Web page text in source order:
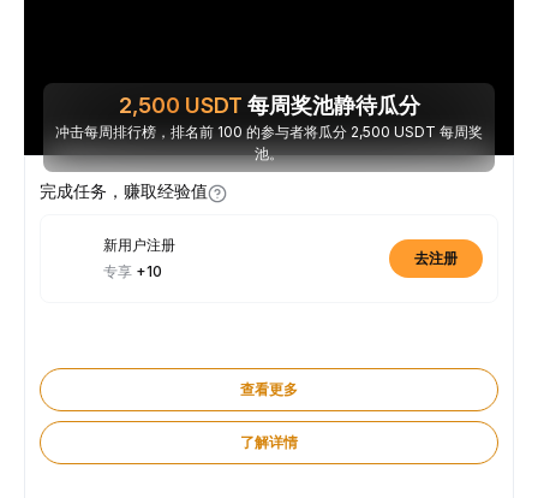
2,500 USDT 每周奖池静待瓜分
冲击每周排行榜，排名前 100 的参与者将瓜分 2,500 USDT 每周奖
池。
完成任务，赚取经验值
新用户注册
专享 +10
去注册
查看更多
了解详情